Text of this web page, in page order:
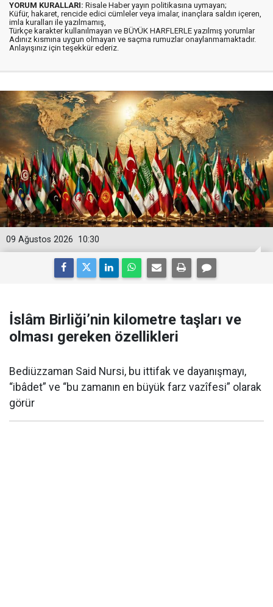
YORUM KURALLARI: Risale Haber yayın politikasına uymayan;
Küfür, hakaret, rencide edici cümleler veya imalar, inançlara saldırı içeren,
imla kuralları ile yazılmamış,
Türkçe karakter kullanılmayan ve BÜYÜK HARFLERLE yazılmış yorumlar
Adınız kısmına uygun olmayan ve saçma rumuzlar onaylanmamaktadır.
Anlayışınız için teşekkür ederiz.
10:30
09 Ağustos 2026
İslâm Birliği’nin kilometre taşları ve
olması gereken özellikleri
Bediüzzaman Said Nursi, bu ittifak ve dayanışmayı,
“ibâdet” ve “bu zamanın en büyük farz vazîfesi” olarak
görür